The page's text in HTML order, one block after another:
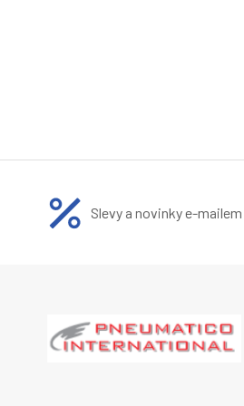
Slevy a novinky e-mailem